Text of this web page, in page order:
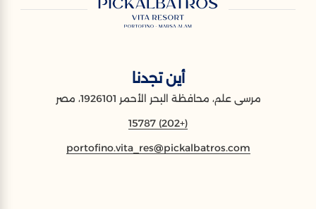
أين تجدنا
مرسى علم، محافظة البحر الأحمر 1926101، مصر
(+202) 15787
portofino.vita_res@pickalbatros.com